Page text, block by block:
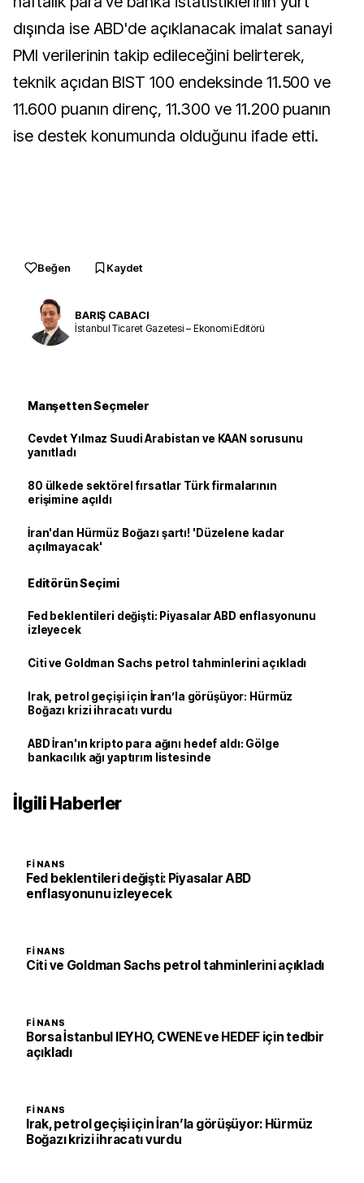
dışında ise ABD'de açıklanacak imalat sanayi
PMI verilerinin takip edileceğini belirterek,
teknik açıdan BIST 100 endeksinde 11.500 ve
11.600 puanın direnç, 11.300 ve 11.200 puanın
ise destek konumunda olduğunu ifade etti.
Beğen Kaydet
BARIŞ CABACI
İstanbul Ticaret Gazetesi – Ekonomi Editörü
Manşetten Seçmeler
Cevdet Yılmaz Suudi Arabistan ve KAAN sorusunu
yanıtladı
80 ülkede sektörel fırsatlar Türk firmalarının
erişimine açıldı
İran'dan Hürmüz Boğazı şartı! 'Düzelene kadar
açılmayacak'
Editörün Seçimi
Fed beklentileri değişti: Piyasalar ABD enflasyonunu
izleyecek
Citi ve Goldman Sachs petrol tahminlerini açıkladı
Irak, petrol geçişi için İran’la görüşüyor: Hürmüz
Boğazı krizi ihracatı vurdu
ABD İran'ın kripto para ağını hedef aldı: Gölge
bankacılık ağı yaptırım listesinde
İlgili Haberler
FINANS
Fed beklentileri değişti: Piyasalar ABD
enflasyonunu izleyecek
FINANS
Citi ve Goldman Sachs petrol tahminlerini açıkladı
FINANS
Borsa İstanbul IEYHO, CWENE ve HEDEF için tedbir
açıkladı
FINANS
Irak, petrol geçişi için İran’la görüşüyor: Hürmüz
Boğazı krizi ihracatı vurdu